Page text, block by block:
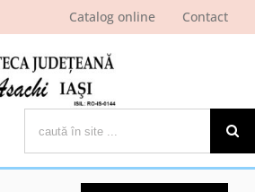
Catalog online Contact